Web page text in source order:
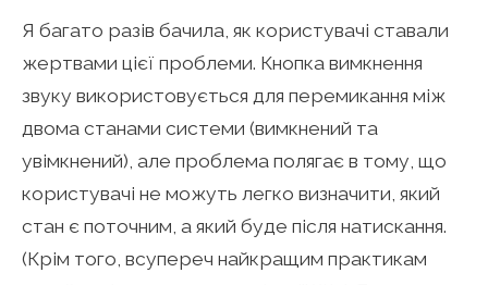
Я багато разів бачила, як користувачі ставали
жертвами цієї проблеми. Кнопка вимкнення
звуку використовується для перемикання між
двома станами системи (вимкнений та
увімкнений), але проблема полягає в тому, що
користувачі не можуть легко визначити, який
стан є поточним, а який буде після натискання.
(Крім того, всупереч найкращим практикам